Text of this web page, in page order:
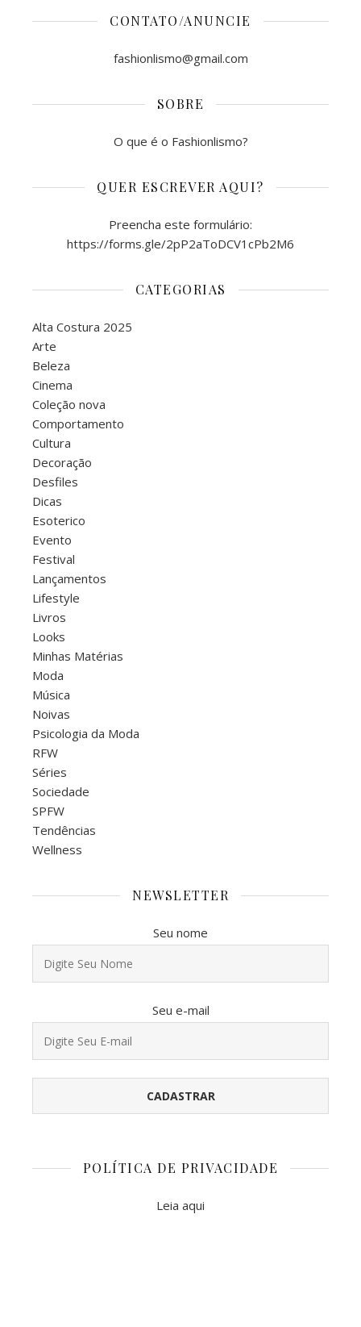
CONTATO/ANUNCIE
fashionlismo@gmail.com
SOBRE
O que é o Fashionlismo?
QUER ESCREVER AQUI?
Preencha este formulário:
https://forms.gle/2pP2aToDCV1cPb2M6
CATEGORIAS
Alta Costura 2025
Arte
Beleza
Cinema
Coleção nova
Comportamento
Cultura
Decoração
Desfiles
Dicas
Esoterico
Evento
Festival
Lançamentos
Lifestyle
Livros
Looks
Minhas Matérias
Moda
Música
Noivas
Psicologia da Moda
RFW
Séries
Sociedade
SPFW
Tendências
Wellness
NEWSLETTER
Seu nome
Seu e-mail
POLÍTICA DE PRIVACIDADE
Leia aqui